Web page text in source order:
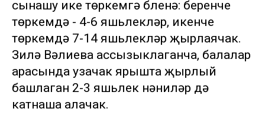
сынашу ике төркемгә бүленә: беренче
төркемдә - 4-6 яшьлекләр, икенче
төркемдә 7-14 яшьлекләр җырлаячак.
Зилә Вәлиева ассызыклаганча, балалар
арасында узачак ярышта җырлый
башлаган 2-3 яшьлек нәниләр дә
катнаша алачак.